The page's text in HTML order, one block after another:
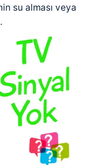
su alması veya